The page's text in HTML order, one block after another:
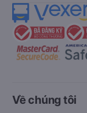
Về chúng tôi